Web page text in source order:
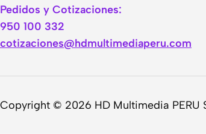
Pedidos y Cotizaciones:
950 100 332
cotizaciones@hdmultimediaperu.com
Copyright © 2026 HD Multimedia PERU